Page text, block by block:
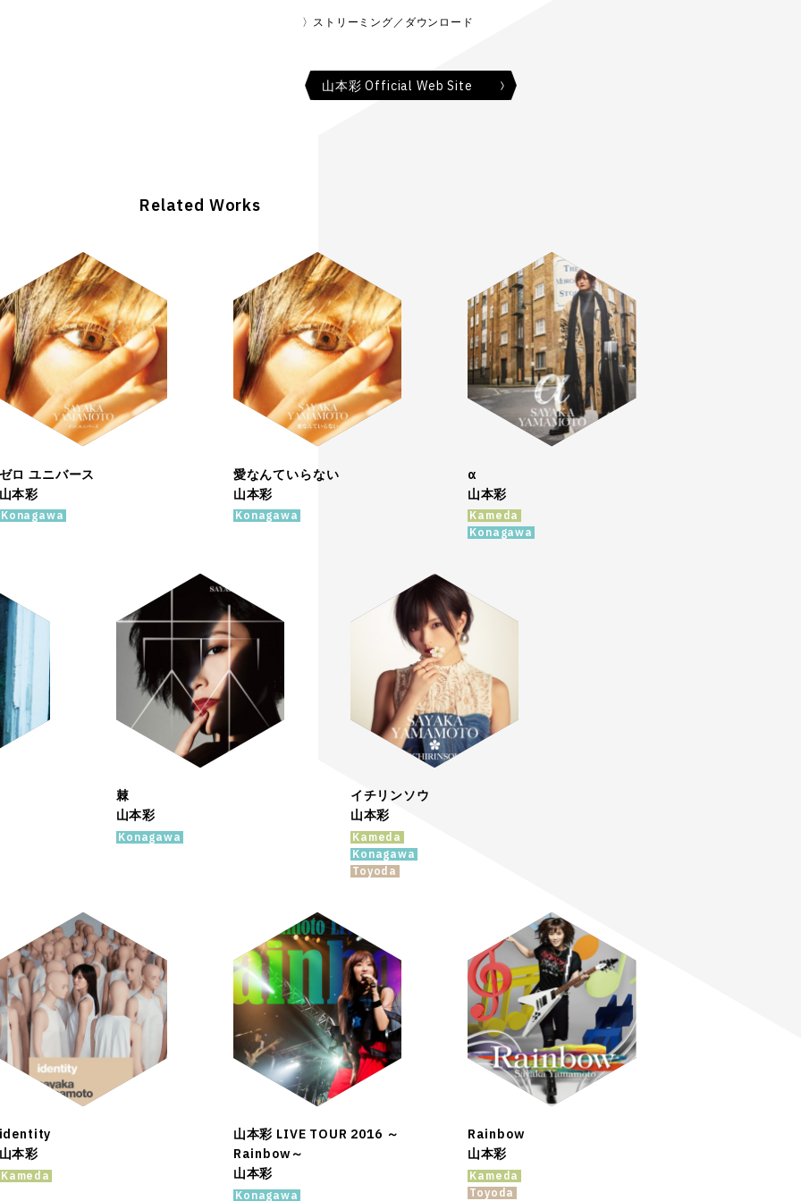
ストリーミング／ダウンロード
山本彩 Official Web Site
Related Works
ロ ユニバース
本彩
Konagawa
愛なんていらない
山本彩
Konagawa
α
山本彩
Kameda
Konagawa
棘
山本彩
Konagawa
イチリンソウ
山本彩
Kameda
Konagawa
Toyoda
本彩
Kameda
山本彩 LIVE TOUR 2016 ～
Rainbow～
山本彩
Konagawa
Rainbow
山本彩
Kameda
Toyoda